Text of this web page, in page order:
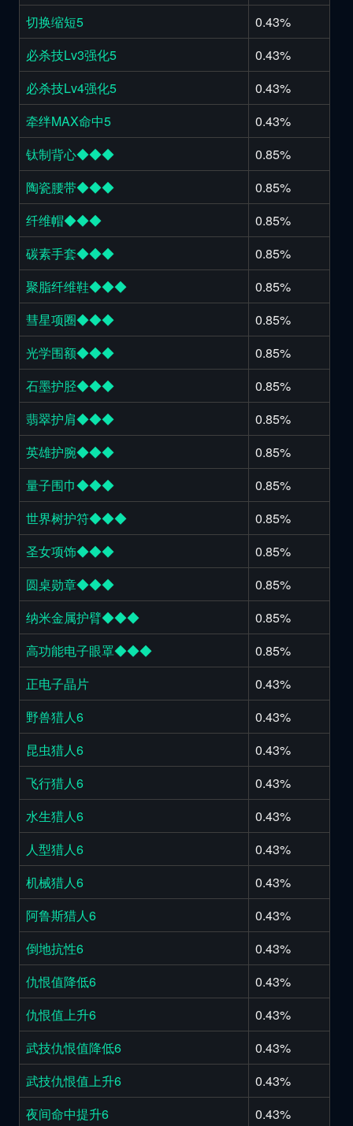
切换缩短5
0.43%
必杀技Lv3强化5
0.43%
必杀技Lv4强化5
0.43%
牵绊MAX命中5
0.43%
钛制背心◆◆◆
0.85%
陶瓷腰带◆◆◆
0.85%
纤维帽◆◆◆
0.85%
碳素手套◆◆◆
0.85%
聚脂纤维鞋◆◆◆
0.85%
彗星项圈◆◆◆
0.85%
光学围额◆◆◆
0.85%
石墨护胫◆◆◆
0.85%
翡翠护肩◆◆◆
0.85%
英雄护腕◆◆◆
0.85%
量子围巾◆◆◆
0.85%
世界树护符◆◆◆
0.85%
圣女项饰◆◆◆
0.85%
圆桌勋章◆◆◆
0.85%
纳米金属护臂◆◆◆
0.85%
高功能电子眼罩◆◆◆
0.85%
正电子晶片
0.43%
野兽猎人6
0.43%
昆虫猎人6
0.43%
飞行猎人6
0.43%
水生猎人6
0.43%
人型猎人6
0.43%
机械猎人6
0.43%
阿鲁斯猎人6
0.43%
倒地抗性6
0.43%
仇恨值降低6
0.43%
仇恨值上升6
0.43%
武技仇恨值降低6
0.43%
武技仇恨值上升6
0.43%
夜间命中提升6
0.43%